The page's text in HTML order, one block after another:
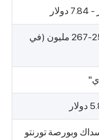
حوالي 253-267 مليون (في
وبورصة تورنتو